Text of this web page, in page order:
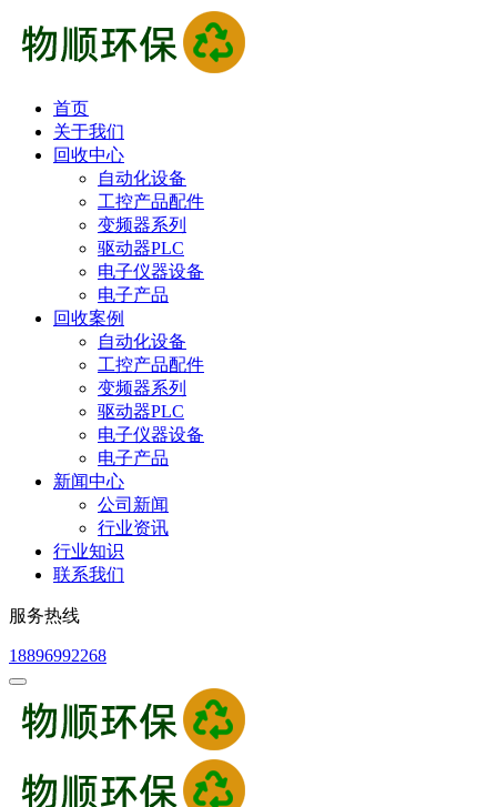
首页
关于我们
回收中心
自动化设备
工控产品配件
变频器系列
驱动器PLC
电子仪器设备
电子产品
回收案例
自动化设备
工控产品配件
变频器系列
驱动器PLC
电子仪器设备
电子产品
新闻中心
公司新闻
行业资讯
行业知识
联系我们
服务热线
18896992268